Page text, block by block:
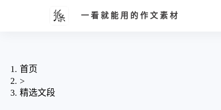
一看就能用的作文素材
首页
>
精选文段